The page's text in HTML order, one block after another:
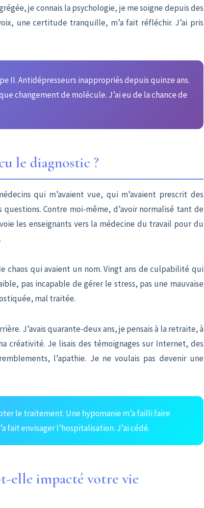
je connais la psychologie, je me soigne depuis des
une certitude tranquille, m’a fait réfléchir. J’ai pris
II. Antidépresseurs inappropriés depuis quinze ans.
changement de molécule. J’ai eu de la chance de
le diagnostic ?
qui m’avaient vue, qui m’avaient prescrit des
questions. Contre moi-même, d’avoir normalisé tant de
les enseignants vers la médecine du travail pour du
chaos qui avaient un nom. Vingt ans de culpabilité qui
pas incapable de gérer le stress, pas une mauvaise
mal traitée.
J’avais quarante-deux ans, je pensais à la retraite, à
créativité. Je lisais des témoignages sur Internet, des
l’apathie. Je ne voulais pas devenir une
le traitement. Une hypomanie m’a failli faire
fait envisager l’hospitalisation. J’ai cédé.
elle impacté votre vie